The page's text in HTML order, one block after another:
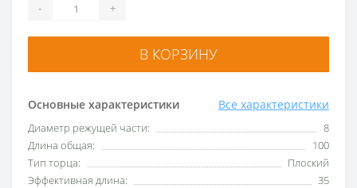
Основные характеристики Все характеристики
Диаметр режущей части:
8
Длина общая:
100
Тип торца:
Плоский
Эффективная длина:
35
- +
В КОРЗИНУ